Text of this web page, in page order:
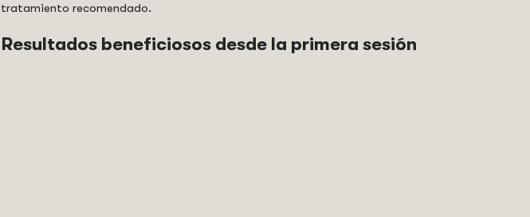
tratamiento recomendado.
Resultados beneficiosos desde la primera sesión